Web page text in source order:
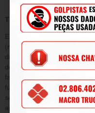
TERMO DE GARANTIA
Este termo tem como
(noventa) dias de prazo,
data de emissão da Nota
descritas abaixo, a
fabricação que venham
funcionamento do mesmo,
sem ônus para o cliente,
apresentarem defeitos